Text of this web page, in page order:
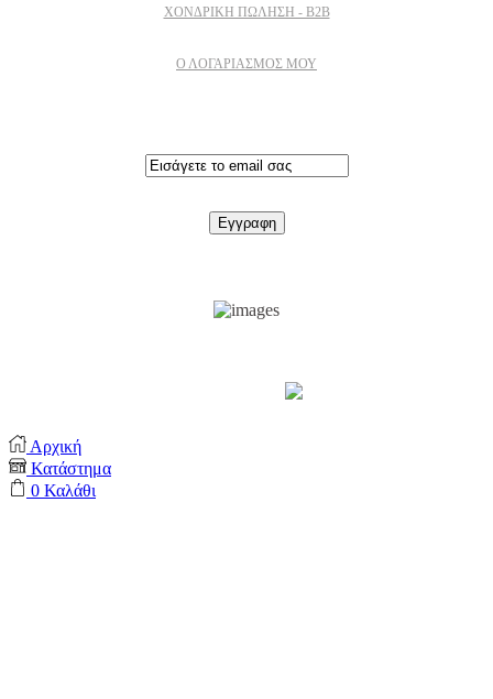
ΧΟΝΔΡΙΚΉ ΠΏΛΗΣΗ - B2B
Ο ΛΟΓΑΡΙΑΣΜΟΣ ΜΟΥ
Αρχική
Κατάστημα
0 Καλάθι